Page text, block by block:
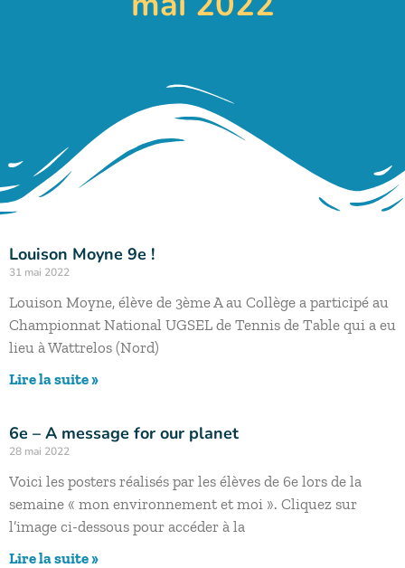
Louison Moyne 9e !
31 mai 2022
Louison Moyne, élève de 3ème A au Collège a participé au
Championnat National UGSEL de Tennis de Table qui a eu
lieu à Wattrelos (Nord)
Lire la suite »
6e – A message for our planet
28 mai 2022
Voici les posters réalisés par les élèves de 6e lors de la
semaine « mon environnement et moi ». Cliquez sur
l’image ci-dessous pour accéder à la
Lire la suite »